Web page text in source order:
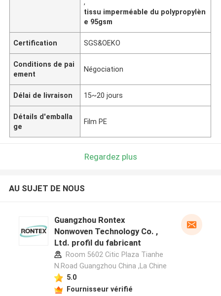
,
tissu imperméable du polypropylèn
e 95gsm
Certification SGS&OEKO
Conditions de pai
ement
Négociation
Délai de livraison 15~20 jours
Détails d'emballa
ge
Film PE
Regardez plus
AU SUJET DE NOUS
Guangzhou Rontex
Nonwoven Technology Co. ,
Ltd. profil du fabricant
Room 5602 Citic Plaza Tianhe
N.Road Guangzhou China ,La Chine
5.0
Fournisseur vérifié